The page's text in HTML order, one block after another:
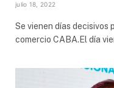
julio 18, 2022
Se vienen días decisivos
comercio CABA.El día